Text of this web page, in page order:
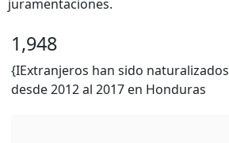
juramentaciones.
1,948
{IExtranjeros han sido naturalizados
desde 2012 al 2017 en Honduras